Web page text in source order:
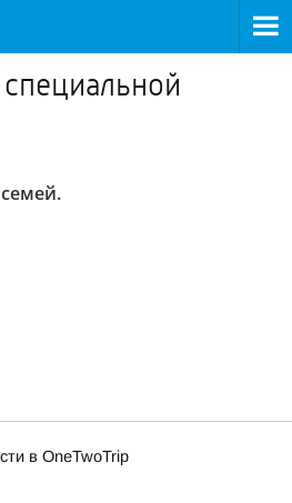
в OneTwoTrip